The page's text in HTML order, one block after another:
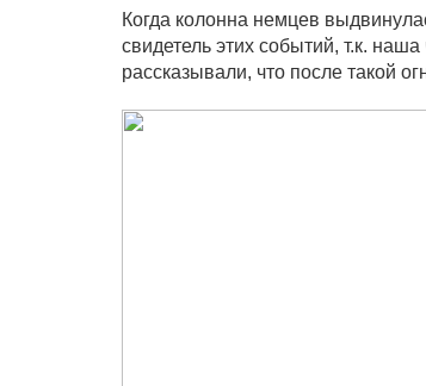
Когда колонна немцев
свидетель этих событий, т.к.
рассказывали, что после такой